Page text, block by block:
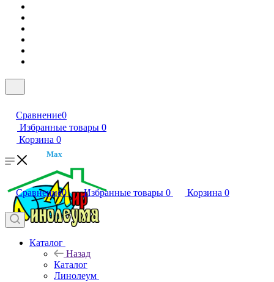
Сравнение0
Избранные товары 0
Корзина 0
Max
Сравнение0 Избранные товары 0 Корзина 0
Каталог
Назад
Каталог
Линолеум